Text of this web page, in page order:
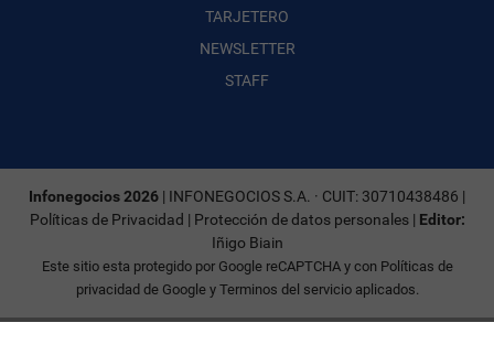
TARJETERO
NEWSLETTER
STAFF
Infonegocios 2026 | INFONEGOCIOS S.A. · CUIT: 30710438486 |
Políticas de Privacidad | Protección de datos personales| Editor:
Iñigo Biain
Este sitio esta protegido por Google reCAPTCHA y con Políticas de
privacidad de Googley Terminos del servicioaplicados.